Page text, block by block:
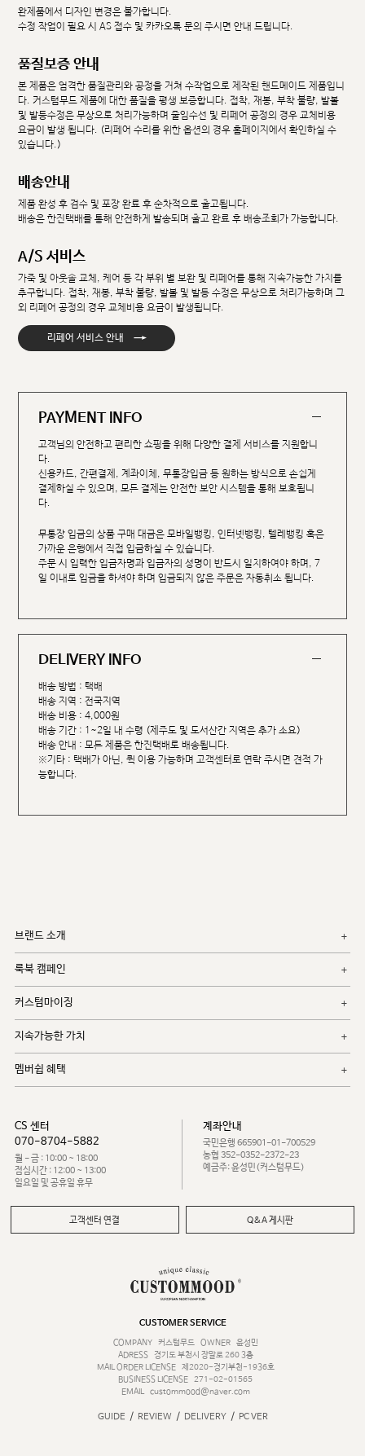
완제품에서 디자인 변경은 불가합니다.
수정 작업이 필요 시 AS 접수 및 카카오톡 문의 주시면 안내 드립니다.
품질보증 안내
본 제품은 엄격한 품질관리와 공정을 거쳐 수작업으로 제작된 핸드메이드 제품입니
다. 커스텀무드 제품에 대한 품질을 평생 보증합니다. 접착, 재봉, 부착 불량, 발볼
및 발등수정은 무상으로 처리가능하며 줄임수선 및 리페어 공정의 경우 교체비용
요금이 발생 됩니다. (리페어 수리를 위한 옵션의 경우 홈페이지에서 확인하실 수
있습니다.)
배송안내
제품 완성 후 검수 및 포장 완료 후 순차적으로 출고됩니다.
배송은 한진택배를 통해 안전하게 발송되며 출고 완료 후 배송조회가 가능합니다.
A/S 서비스
가죽 및 아웃솔 교체, 케어 등 각 부위 별 보완 및 리페어를 통해 지속가능한 가치를
추구합니다. 접착, 재봉, 부착 불량, 발볼 및 발등 수정은 무상으로 처리가능하며 그
외 리페어 공정의 경우 교체비용 요금이 발생됩니다.
리페어 서비스 안내 →
PAYMENT INFO
고객님의 안전하고 편리한 쇼핑을 위해 다양한 결제 서비스를 지원합니
다.
신용카드, 간편결제, 계좌이체, 무통장입금 등 원하는 방식으로 손쉽게
결제하실 수 있으며, 모든 결제는 안전한 보안 시스템을 통해 보호됩니
다.
무통장 입금의 상품 구매 대금은 모바일뱅킹, 인터넷뱅킹, 텔레뱅킹 혹은
가까운 은행에서 직접 입금하실 수 있습니다.
주문 시 입력한 입금자명과 입금자의 성명이 반드시 일치하여야 하며, 7
일 이내로 입금을 하셔야 하며 입금되지 않은 주문은 자동취소 됩니다.
DELIVERY INFO
배송 방법 : 택배
배송 지역 : 전국지역
배송 비용 : 4,000원
배송 기간 : 1~2일 내 수령 (제주도 및 도서산간 지역은 추가 소요)
배송 안내 : 모든 제품은 한진택배로 배송됩니다.
※기타 : 택배가 아닌, 퀵 이용 가능하며 고객센터로 연락 주시면 견적 가
능합니다.
브랜드 소개
룩북 캠페인
커스텀마이징
지속가능한 가치
멤버쉽 혜택
CS 센터
070-8704-5882
월 - 금 : 10:00 ~ 18:00
점심시간 : 12:00 ~ 13:00
일요일 및 공휴일 휴무
계좌안내
국민은행 665901-01-700529
농협 352-0352-2372-23
예금주: 윤성민(커스텀무드)
고객센터 연결 Q&A 게시판
CUSTOMER SERVICE
COMPANY
커스텀무드 OWNER
윤성민
ADRESS
경기도 부천시 장말로 260 3층
MAIL ORDER LICENSE
제2020-경기부천-1936호
BUSINESS LICENSE 271-02-01565
EMAIL
custommood@naver.com
GUIDE / REVIEW / DELIVERY / PC VER